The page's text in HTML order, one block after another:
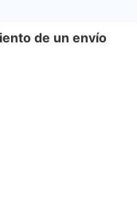
de un envío